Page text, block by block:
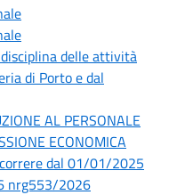
delle attività
di Porto e dal
AL PERSONALE
ECONOMICA
dal 01/01/2025
nrg553/2026